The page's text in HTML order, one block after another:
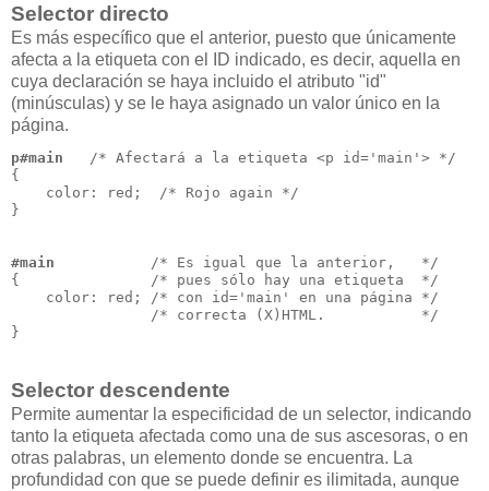
Selector directo
Es más específico que el anterior, puesto que únicamente
afecta a la etiqueta con el ID indicado, es decir, aquella en
cuya declaración se haya incluido el atributo "id"
(minúsculas) y se le haya asignado un valor único en la
página.
p#main
   /* Afectará a la etiqueta <p id='main'> */
{
    color: red;  /* Rojo again */
}
#main
          /* Es igual que la anterior,   */
{               /* pues sólo hay una etiqueta  */
    color: red; /* con id='main' en una página */
                /* correcta (X)HTML.           */
}
Selector descendente
Permite aumentar la especificidad de un selector, indicando
tanto la etiqueta afectada como una de sus ascesoras, o en
otras palabras, un elemento donde se encuentra. La
profundidad con que se puede definir es ilimitada, aunque